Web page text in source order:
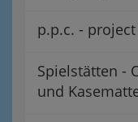
p.p.c. -
Spielstätten -
und